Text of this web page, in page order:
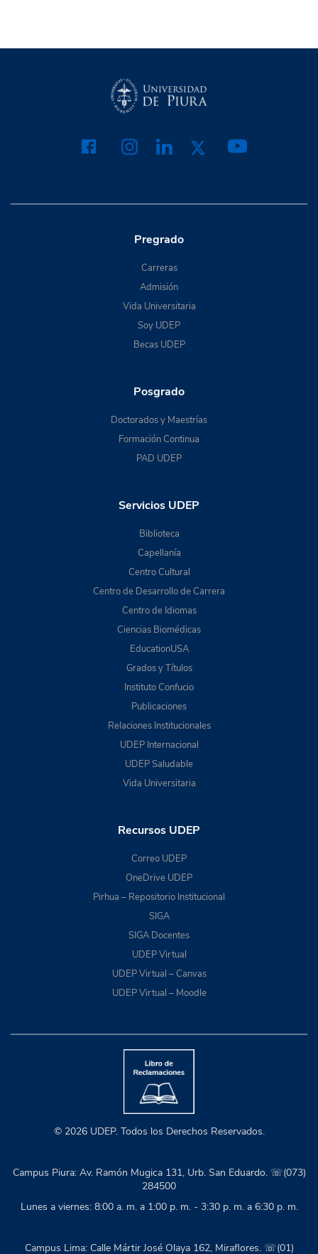
Pregrado
Carreras
Admisión
Vida Universitaria
Soy UDEP
Becas UDEP
Posgrado
Doctorados y Maestrías
Formación Continua
PAD UDEP
Servicios UDEP
Biblioteca
Capellanía
Centro Cultural
Centro de Desarrollo de Carrera
Centro de Idiomas
Ciencias Biomédicas
EducationUSA
Grados y Títulos
Instituto Confucio
Publicaciones
Relaciones Institucionales
UDEP Internacional
UDEP Saludable
Vida Universitaria
Recursos UDEP
Correo UDEP
OneDrive UDEP
Pirhua – Repositorio Institucional
SIGA
SIGA Docentes
UDEP Virtual
UDEP Virtual – Canvas
UDEP Virtual – Moodle
© 2026 UDEP. Todos los Derechos Reservados.
Campus Piura: Av. Ramón Mugica 131, Urb. San Eduardo. ☏(073)
284500
Lunes a viernes: 8:00 a. m. a 1:00 p. m. - 3:30 p. m. a 6:30 p. m.
Campus Lima: Calle Mártir José Olaya 162, Miraflores. ☏(01)